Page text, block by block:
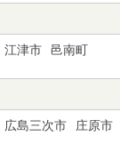
江津市 邑南町
広島三次市 庄原市